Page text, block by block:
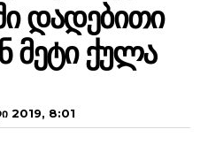
ᲓᲐᲓᲔᲑᲘᲗᲘ
ᲛᲔᲢᲘ ᲥᲣᲚᲐ
2019, 8:01